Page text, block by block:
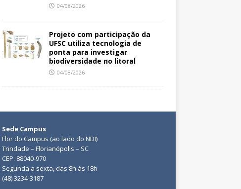
04/08/2026
Projeto com participação da
UFSC utiliza tecnologia de
ponta para investigar
biodiversidade no litoral
04/08/2026
Sede Campus
Flor do Campus (ao lado do NDI)
Trindade – Florianópolis – SC
CEP: 88040-970
Segunda a sexta, das 8h às 18h
(48) 3234-3187